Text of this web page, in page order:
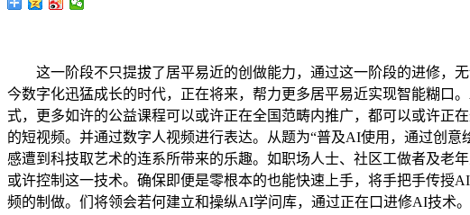
这一阶段不只提拔了居平易近的创做能力，通过这一阶段的进修，无
今数字化迅猛成长的时代，正在将来，帮力更多居平易近实现智能糊口
式，更多如许的公益课程可以或许正在全国范畴内推广，都可以或许正
的短视频。并通过数字人视频进行表达。从题为“普及AI使用，通过创
感遭到科技取艺术的连系所带来的乐趣。如职场人士、社区工做者及老
或许控制这一技术。确保即便是零根本的也能快速上手，将手把手传
频的制做。们将领会若何建立和操纵AI学问库，通过正在口进修AI技术